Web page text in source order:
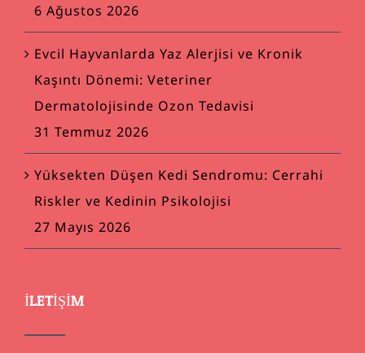
6 Ağustos 2026
Evcil Hayvanlarda Yaz Alerjisi ve Kronik
Kaşıntı Dönemi: Veteriner
Dermatolojisinde Ozon Tedavisi
31 Temmuz 2026
Yüksekten Düşen Kedi Sendromu: Cerrahi
Riskler ve Kedinin Psikolojisi
27 Mayıs 2026
İLETIŞIM